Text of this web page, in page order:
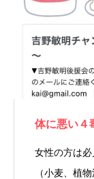
体に悪い４
女性の方は
（小麦、植